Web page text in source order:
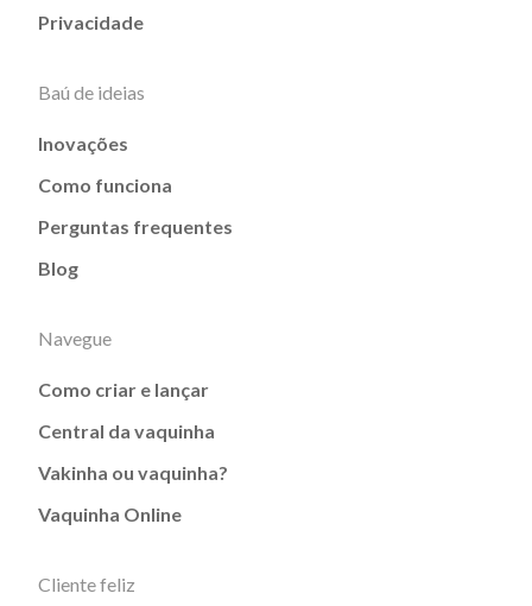
Privacidade
Baú de ideias
Inovações
Como funciona
Perguntas frequentes
Blog
Navegue
Como criar e lançar
Central da vaquinha
Vakinha ou vaquinha?
Vaquinha Online
Cliente feliz